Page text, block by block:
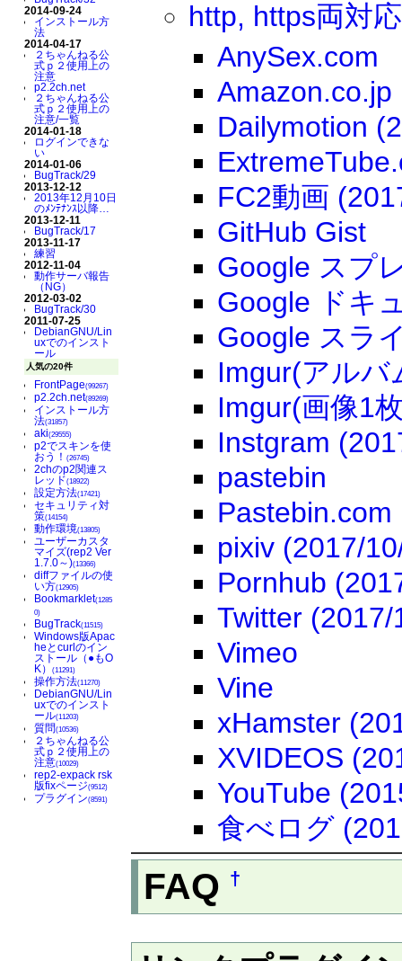
2014-09-24
インストール方
法
2014-04-17
２ちゃんねる公
式ｐ２使用上の
注意
p2.2ch.net
２ちゃんねる公
式ｐ２使用上の
注意/一覧
2014-01-18
ログインできな
い
2014-01-06
BugTrack/29
2013-12-12
2013年12月10日
のﾒﾝﾃﾅﾝｽ以降…
2013-12-11
BugTrack/17
2013-11-17
練習
2012-11-04
動作サーバ報告
（NG）
2012-03-02
BugTrack/30
2011-07-25
DebianGNU/Lin
uxでのインスト
ール
人気の20件
FrontPage(99267)
p2.2ch.net(89269)
インストール方
法(31857)
aki(29555)
p2でスキンを使
おう！(26745)
2chのp2関連ス
レッド(18922)
設定方法(17421)
セキュリティ対
策(14154)
動作環境(13805)
ユーザーカスタ
マイズ(rep2 Ver
1.7.0～)(13366)
diffファイルの使
い方(12905)
Bookmarklet(1285
0)
BugTrack(11515)
Windows版Apac
heとcurlのイン
ストール（●もO
K）(11291)
操作方法(11270)
DebianGNU/Lin
uxでのインスト
ール(11203)
質問(10536)
２ちゃんねる公
式ｐ２使用上の
注意(10029)
rep2-expack rsk
版fixページ(9512)
プラグイン(8591)
http, https両対応
AnySex.com
Dailymotion
FC2動画
GitHub Gist
Google スプ
Google ドキ
Google スラ
Imgur(アルバ
Imgur(画像1
Instgram
pastebin
pixiv (2017/
Pornhub
Twitter
Vimeo
Vine
xHamster
XVIDEOS
YouTube
食べログ
FAQ †